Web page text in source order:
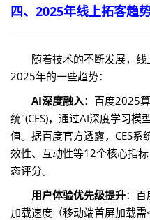
四、2025年线上拓客趋
随着技术的不断发展，
2025年的一些趋势：
AI深度融入：百度2025
统"(CES)，通过AI深度学习模
值。据百度官方透露，CES
效性、互动性等12个核心指
态评分。
用户体验优先级提升：
加载速度（移动端首屏加载